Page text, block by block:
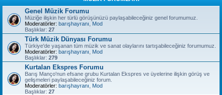
Genel Müzik Forumu
Müziğe ilişkin her türlü görüşünüzü paylaşabileceğiniz genel forumumuz.
Moderatörler: barışhayranı
Mod
Başlıklar: 27
Türk Müzik Dünyası Forumu
Türkiye'de yaşanan tüm müzik ve sanat olaylarını tartışabileceğiniz forumumuz.
Moderatörler: barışhayranı
Mod
Başlıklar: 279
Kurtalan Ekspres Forumu
Barış Manço'nun efsane grubu Kurtalan Ekspres ve üyelerine ilişkin görüş ve
gelişmeleri paylaşabileceğiniz forum.
Moderatörler: barışhayranı
Mod
Başlıklar: 27